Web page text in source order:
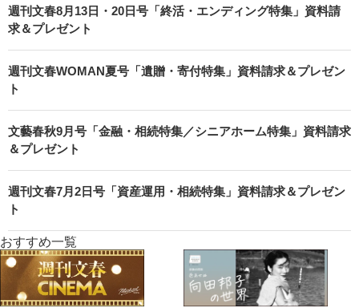
週刊文春8月13日・20日号「終活・エンディング特集」資料請
求＆プレゼント
週刊文春WOMAN夏号「遺贈・寄付特集」資料請求＆プレゼン
ト
文藝春秋9月号「金融・相続特集／シニアホーム特集」資料請求
＆プレゼント
週刊文春7月2日号「資産運用・相続特集」資料請求＆プレゼン
ト
おすすめ一覧